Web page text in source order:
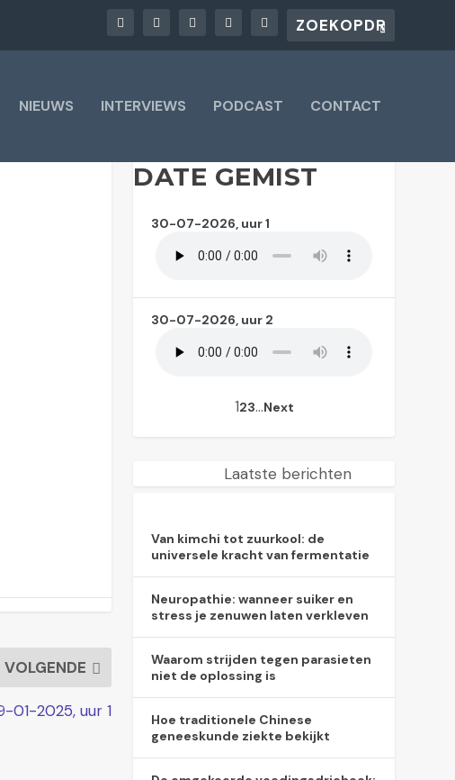
NIEUWS INTERVIEWS PODCAST CONTACT
VOLGENDE
01-2025, uur 1
DATE GEMIST
30-07-2026, uur 1
30-07-2026, uur 2
123…Next
Laatste berichten
Van kimchi tot zuurkool: de
universele kracht van fermentatie
Neuropathie: wanneer suiker en
stress je zenuwen laten verkleven
Waarom strijden tegen parasieten
niet de oplossing is
Hoe traditionele Chinese
geneeskunde ziekte bekijkt